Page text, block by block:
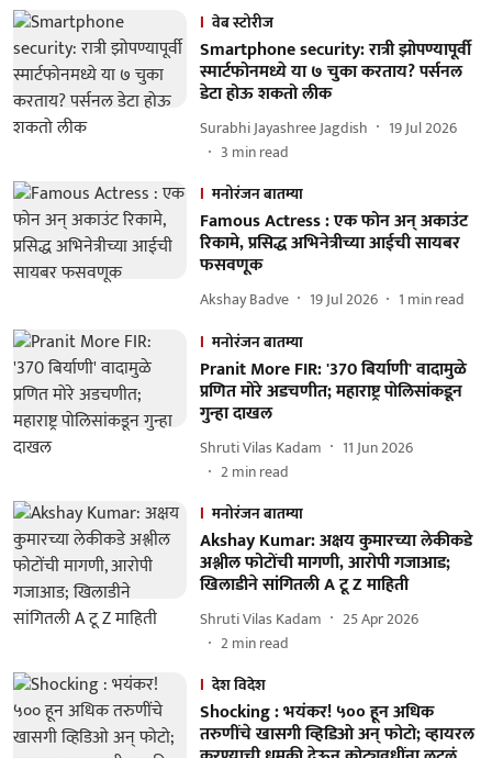
वेब स्टोरीज
Smartphone security: रात्री झोपण्यापूर्वी
स्मार्टफोनमध्ये या ७ चुका करताय? पर्सनल
डेटा होऊ शकतो लीक
Surabhi Jayashree Jagdish
19 Jul 2026
3 min read
मनोरंजन बातम्या
Famous Actress : एक फोन अन् अकाउंट
रिकामे, प्रसिद्ध अभिनेत्रीच्या आईची सायबर
फसवणूक
Akshay Badve 19 Jul 2026 1 min read
मनोरंजन बातम्या
Pranit More FIR: '370 बिर्याणी' वादामुळे
प्रणित मोरे अडचणीत; महाराष्ट्र पोलिसांकडून
गुन्हा दाखल
Shruti Vilas Kadam
11 Jun 2026
2min read
मनोरंजन बातम्या
Akshay Kumar: अक्षय कुमारच्या लेकीकडे
अश्लील फोटोंची मागणी, आरोपी गजाआड;
खिलाडीने सांगितली A टू Z माहिती
Shruti Vilas Kadam
25 Apr 2026
2min read
देश विदेश
Shocking : भयंकर! ५०० हून अधिक
तरुणींचे खासगी व्हिडिओ अन् फोटो; व्हायरल